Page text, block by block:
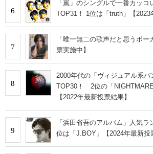
6
「嵐」のシングルで一番カッ
TOP31！ 1位は「truth」【2023
7
「唯一無二の歌声だと思うボ
票実施中】
8
2000年代の「ヴィジュアル系
TOP30！ 2位の「
【2022年最新投票結果】
9
「浜田省吾のアルバム」人気
位は「J.BOY」【2024年最新投